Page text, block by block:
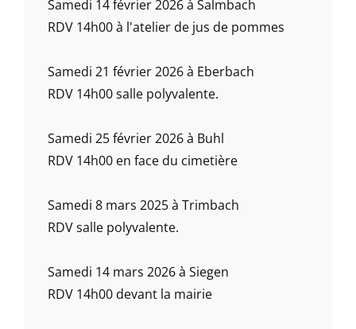
Samedi 14 février 2026 à Salmbach
RDV 14h00 à l'atelier de jus de pommes
Samedi 21 février 2026 à Eberbach
RDV 14h00 salle polyvalente.
Samedi 25 février 2026 à Buhl
RDV 14h00 en face du cimetière
Samedi 8 mars 2025 à Trimbach
RDV salle polyvalente.
Samedi 14 mars 2026 à Siegen
RDV 14h00 devant la mairie